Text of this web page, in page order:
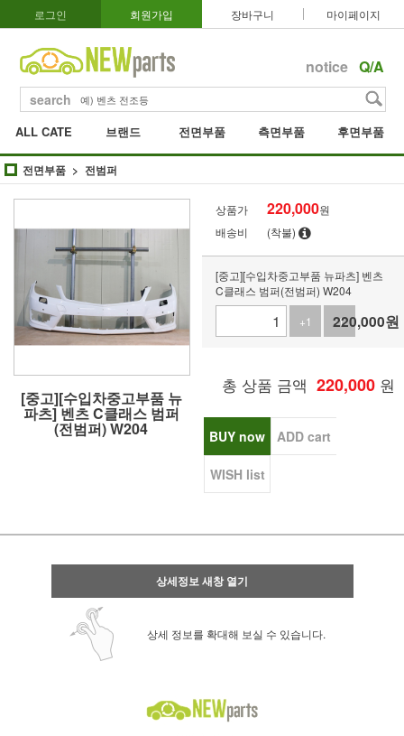
로그인 회원가입 장바구니 마이페이지
notice Q/A
search
ALL CATE 브랜드 전면부품 측면부품 후면부품
전면부품 전범퍼
[중고][수입차중고부품 뉴
파츠] 벤츠 C클래스 범퍼
(전범퍼) W204
상품가 220,000원
배송비
(착불)
[중고][수입차중고부품 뉴파츠] 벤츠
C클래스 범퍼(전범퍼) W204
+1
-1
220,000원
총 상품 금액 220,000 원
BUY now ADD cart
WISH list
상세정보 새창 열기
상세 정보를 확대해 보실 수 있습니다.